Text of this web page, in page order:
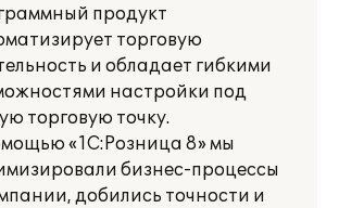
продукт
торговую
и обладает гибкими
настройки под
торговую точку.
«1С:Розница 8» мы
бизнес-процессы
добились точности и